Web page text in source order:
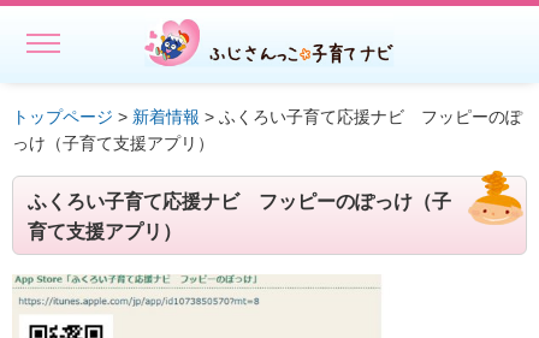
ホーム
初めての方へ
子どもを預ける
子どもを預ける
ファミリー・サポート・センター事業一覧
トップページ > 新着情報 > ふくろい子育て応援ナビ フッピーのぽ
っけ（子育て支援アプリ）
ふくろい子育て応援ナビ フッピーのぽっけ（子
育て支援アプリ）